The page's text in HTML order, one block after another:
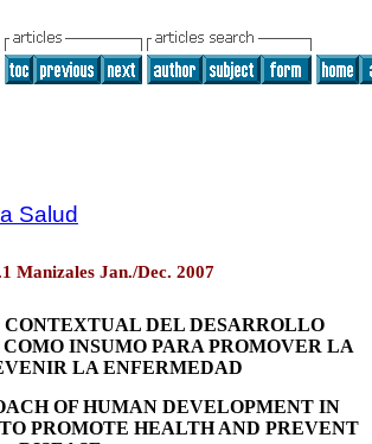
Salud
Manizales Jan./Dec. 2007
DEL DESARROLLO
INSUMO PARA PROMOVER LA
LA ENFERMEDAD
OF HUMAN DEVELOPMENT IN
PROMOTE HEALTH AND PREVENT